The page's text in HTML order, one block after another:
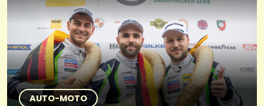
AUTO-MOTO